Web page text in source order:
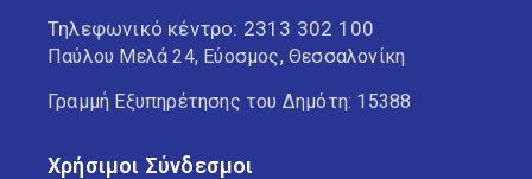
Τηλεφωνικό κέντρο: 2313 302 100
Παύλου Μελά 24, Εύοσμος, Θεσσαλονίκη
Γραμμή Εξυπηρέτησης του Δημότη: 15388
Χρήσιμοι Σύνδεσμοι